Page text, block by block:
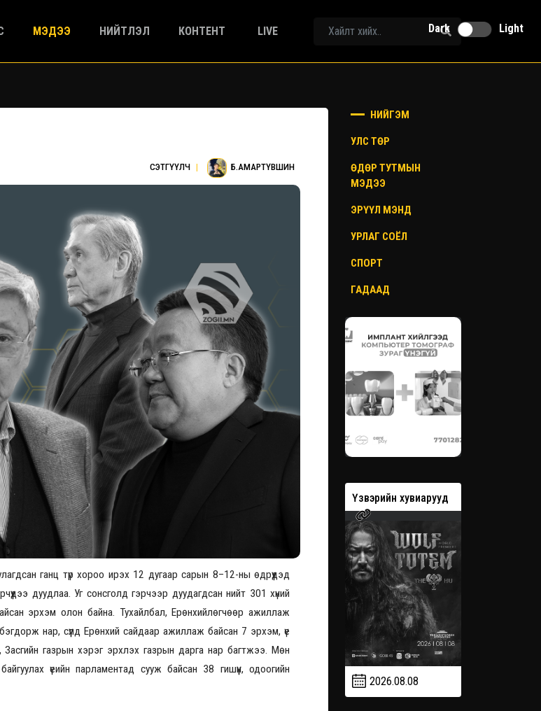
МЭДЭЭ НИЙТЛЭЛ КОНТЕНТ LIVE Dark Light
СЭТГҮҮЛЧ | Б.АМАРТҮВШИН
ганц түр хороо ирэх 12 дугаар сарын 8–12-ны өдрүүдэд
дуудлаа. Уг сонсголд гэрчээр дуудагдсан нийт 301 хүний
эрхэм олон байна. Тухайлбал, Ерөнхийлөгчөөр ажиллаж
нар, сүүлд Ерөнхий сайдаар ажиллаж байсан 7 эрхэм, үе
газрын хэрэг эрхлэх газрын дарга нар багтжээ. Мөн
үеийн парламентад сууж байсан 38 гишүүн, одоогийн
НИЙГЭМ
УЛС ТӨР
ӨДӨР ТУТМЫН
МЭДЭЭ
ЭРҮҮЛ МЭНД
УРЛАГ СОЁЛ
СПОРТ
ГАДААД
Үзвэрийн хувиарууд Үзвэрийн хувиарууд
2026.08.08